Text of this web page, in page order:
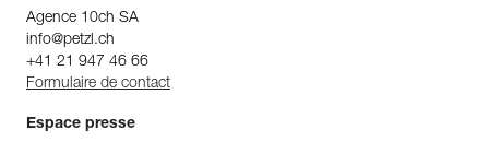
Agence 10ch SA
info@petzl.ch
+41 21 947 46 66
Formulaire de contact
Espace presse